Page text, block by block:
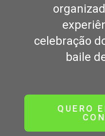
celebração
baile
QUERO